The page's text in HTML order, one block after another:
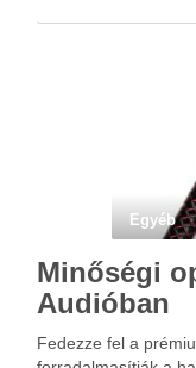
Egyéb
Minőségi
Audióban
Fedezze fel a